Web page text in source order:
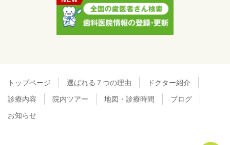
トップページ 選ばれる７つの理由 ドクター紹介
診療内容 院内ツアー 地図・診療時間 ブログ
お知らせ